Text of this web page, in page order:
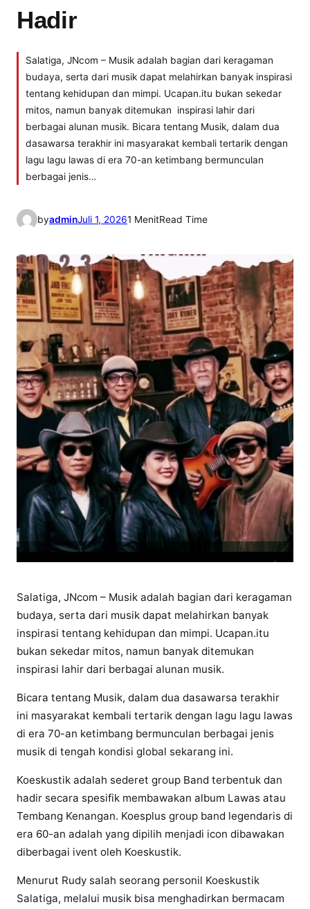
Hadir
Salatiga, JNcom – Musik adalah bagian dari keragaman
budaya, serta dari musik dapat melahirkan banyak inspirasi
tentang kehidupan dan mimpi. Ucapan.itu bukan sekedar
mitos, namun banyak ditemukan inspirasi lahir dari
berbagai alunan musik. Bicara tentang Musik, dalam dua
dasawarsa terakhir ini masyarakat kembali tertarik dengan
lagu lagu lawas di era 70-an ketimbang bermunculan
berbagai jenis…
byadminJuli 1, 20261 MenitRead Time
Salatiga, JNcom – Musik adalah bagian dari keragaman
budaya, serta dari musik dapat melahirkan banyak
inspirasi tentang kehidupan dan mimpi. Ucapan.itu
bukan sekedar mitos, namun banyak ditemukan
inspirasi lahir dari berbagai alunan musik.
Bicara tentang Musik, dalam dua dasawarsa terakhir
ini masyarakat kembali tertarik dengan lagu lagu lawas
di era 70-an ketimbang bermunculan berbagai jenis
musik di tengah kondisi global sekarang ini.
Koeskustik adalah sederet group Band terbentuk dan
hadir secara spesifik membawakan album Lawas atau
Tembang Kenangan. Koesplus group band legendaris di
era 60-an adalah yang dipilih menjadi icon dibawakan
diberbagai ivent oleh Koeskustik.
Menurut Rudy salah seorang personil Koeskustik
Salatiga, melalui musik bisa menghadirkan bermacam